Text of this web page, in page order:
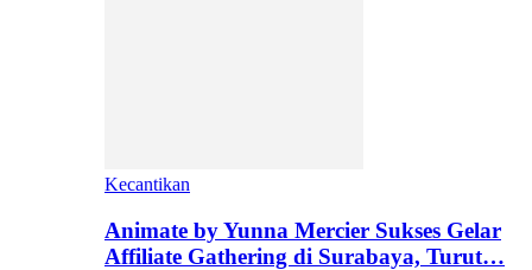
Kecantikan
Animate by Yunna Mercier Sukses Gelar
Affiliate Gathering di Surabaya, Turut…